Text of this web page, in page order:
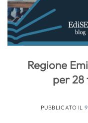
Regione
per 28
PUBBLICATO IL